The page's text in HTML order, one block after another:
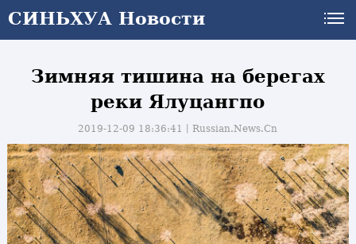
СИНЬХУА Новости
Зимняя тишина на берегах
реки Ялуцангпо
2019-12-09 18:36:41丨Russian.News.Cn